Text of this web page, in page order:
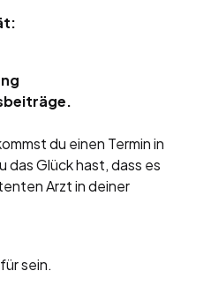
du einen Termin in
das Glück hast, dass es
Arzt in deiner
sein.